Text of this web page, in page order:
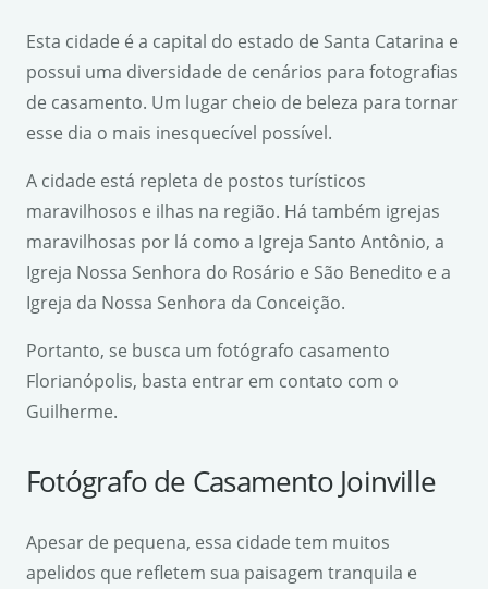
Esta cidade é a capital do estado de Santa Catarina e
possui uma diversidade de cenários para fotografias
de casamento. Um lugar cheio de beleza para tornar
esse dia o mais inesquecível possível.
A cidade está repleta de postos turísticos
maravilhosos e ilhas na região. Há também igrejas
maravilhosas por lá como a Igreja Santo Antônio, a
Igreja Nossa Senhora do Rosário e São Benedito e a
Igreja da Nossa Senhora da Conceição.
Portanto, se busca um fotógrafo casamento
Florianópolis, basta entrar em contato com o
Guilherme.
Fotógrafo de Casamento Joinville
Apesar de pequena, essa cidade tem muitos
apelidos que refletem sua paisagem tranquila e